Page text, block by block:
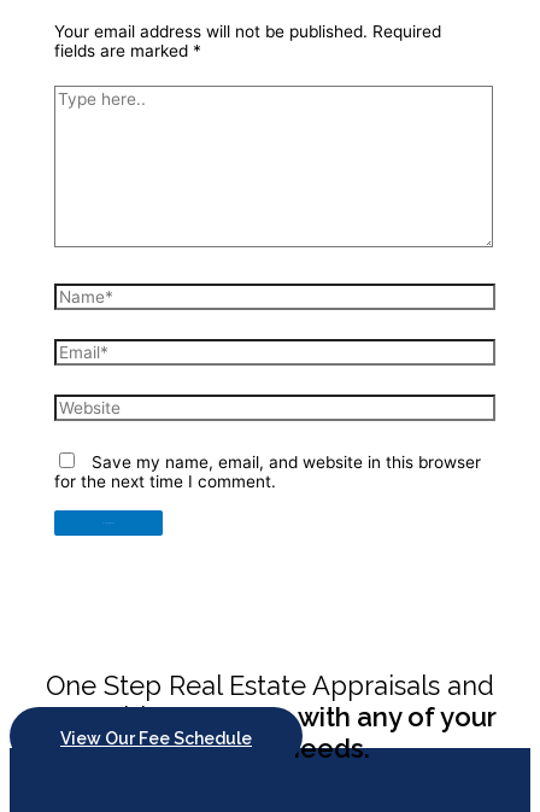
Your email address will not be published. Required
fields are marked *
Type
here..
Name*
Email*
Website
Save my name, email, and website in this browser
for the next time I comment.
One Step Real Estate Appraisals and
Consultingcan help with any of your
appraisal needs.
View Our Fee Schedule